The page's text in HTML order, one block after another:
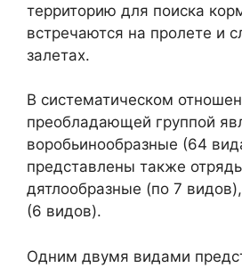
территорию для поиска
встречаются на пролете и
залетах.
В систематическом
преобладающей группой
воробьинообразные (64
представлены также
дятлообразные (по 7
(6 видов).
Одним двумя видами